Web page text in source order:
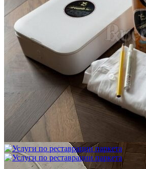
Услуги по реставрации паркета
1 500 ₽
Важные новости
В нашем блоге хорошие и интересные
РУССКИЙ ДУБ
Посмотреть все новости
Инженерная доска РУССКИЙ ДУБ Лаке
Натур 2222-L-0334